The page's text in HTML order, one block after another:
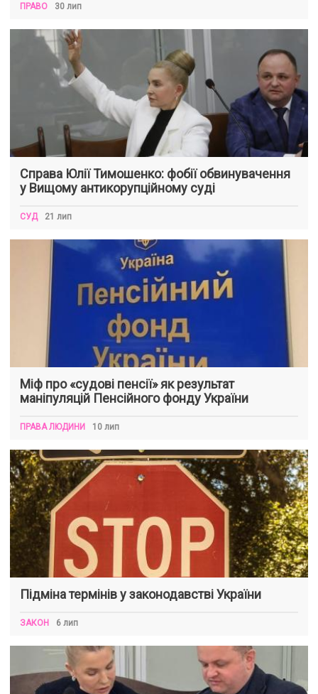
ПРАВО 30 лип
Справа Юлії Тимошенко: фобії обвинувачення
у Вищому антикорупційному суді
СУД 21 лип
Міф про «судові пенсії» як результат
маніпуляцій Пенсійного фонду України
ПРАВА ЛЮДИНИ 10 лип
Підміна термінів у законодавстві України
ЗАКОН 6 лип